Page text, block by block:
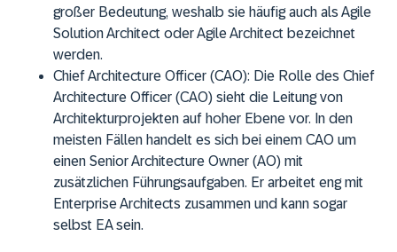
großer Bedeutung, weshalb sie häufig auch als Agile
Solution Architect oder Agile Architect bezeichnet
werden.
Chief Architecture Officer (CAO): Die Rolle des Chief
Architecture Officer (CAO) sieht die Leitung von
Architekturprojekten auf hoher Ebene vor. In den
meisten Fällen handelt es sich bei einem CAO um
einen Senior Architecture Owner (AO) mit
zusätzlichen Führungsaufgaben. Er arbeitet eng mit
Enterprise Architects zusammen und kann sogar
selbst EA sein.